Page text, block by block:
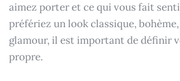
aimez porter et ce qui vous fait
préfériez un look classique,
glamour, il est important de définir
propre.